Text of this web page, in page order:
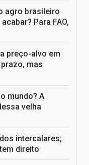
agro brasileiro
Para FAO,
preço-alvo em
mas
mundo? A
velha
intercalares;
direito